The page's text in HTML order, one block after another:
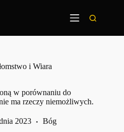
i Wiara
w porównaniu do
ma rzeczy niemożliwych.
2023 Bóg